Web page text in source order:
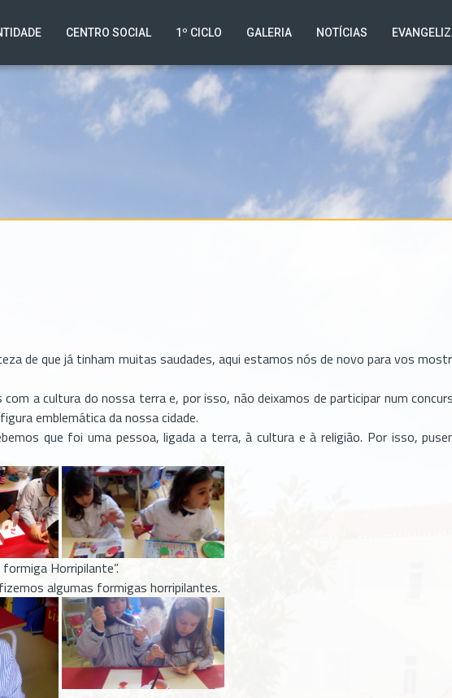
CENTRO SOCIAL 1º CICLO GALERIA NOTÍCIAS
de que já tinham muitas saudades, aqui estamos nós de novo para vos
a cultura do nossa terra e, por isso, não deixamos de participar num
emblemática da nossa cidade.
que foi uma pessoa, ligada a terra, à cultura e à religião. Por isso,
Horripilante”.
algumas formigas horripilantes.